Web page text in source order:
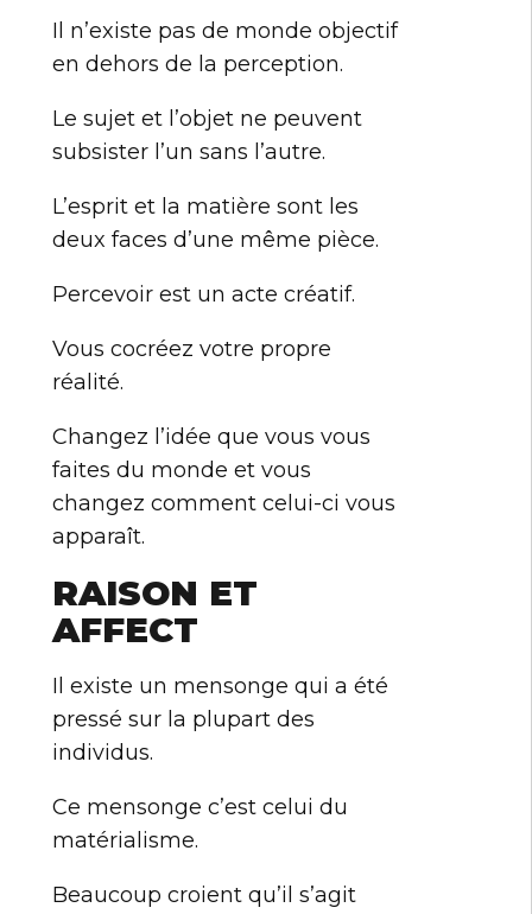
Il n’existe pas de monde objectif
en dehors de la perception.
Le sujet et l’objet ne peuvent
subsister l’un sans l’autre.
L’esprit et la matière sont les
deux faces d’une même pièce.
Percevoir est un acte créatif.
Vous cocréez votre propre
réalité.
Changez l’idée que vous vous
faites du monde et vous
changez comment celui-ci vous
apparaît.
RAISON ET
AFFECT
Il existe un mensonge qui a été
pressé sur la plupart des
individus.
Ce mensonge c’est celui du
matérialisme.
Beaucoup croient qu’il s’agit